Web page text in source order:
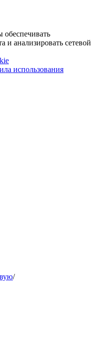
и анализировать сетевой
использования
/